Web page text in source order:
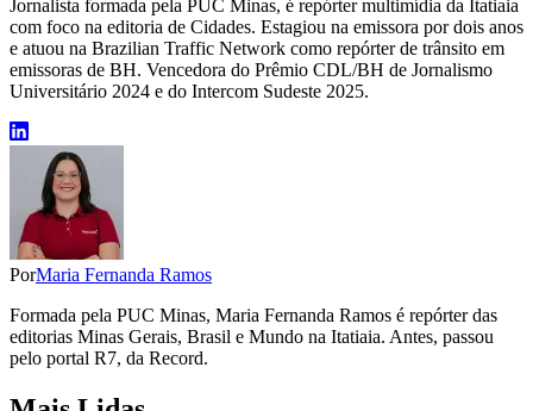
Jornalista formada pela PUC Minas, é repórter multimídia da Itatiaia
com foco na editoria de Cidades. Estagiou na emissora por dois anos
e atuou na Brazilian Traffic Network como repórter de trânsito em
emissoras de BH. Vencedora do Prêmio CDL/BH de Jornalismo
Universitário 2024 e do Intercom Sudeste 2025.
PorMaria Fernanda Ramos
Formada pela PUC Minas, Maria Fernanda Ramos é repórter das
editorias Minas Gerais, Brasil e Mundo na Itatiaia. Antes, passou
pelo portal R7, da Record.